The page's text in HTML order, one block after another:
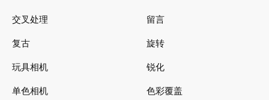
交叉处理
复古
玩具相机
单色相机
留言
旋转
锐化
色彩覆盖